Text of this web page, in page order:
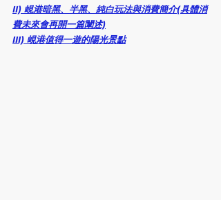
II) 峴港暗黑、半黑、純白玩法與消費簡介(具體消
費未來會再開一篇闡述)
III) 峴港值得一遊的陽光景點